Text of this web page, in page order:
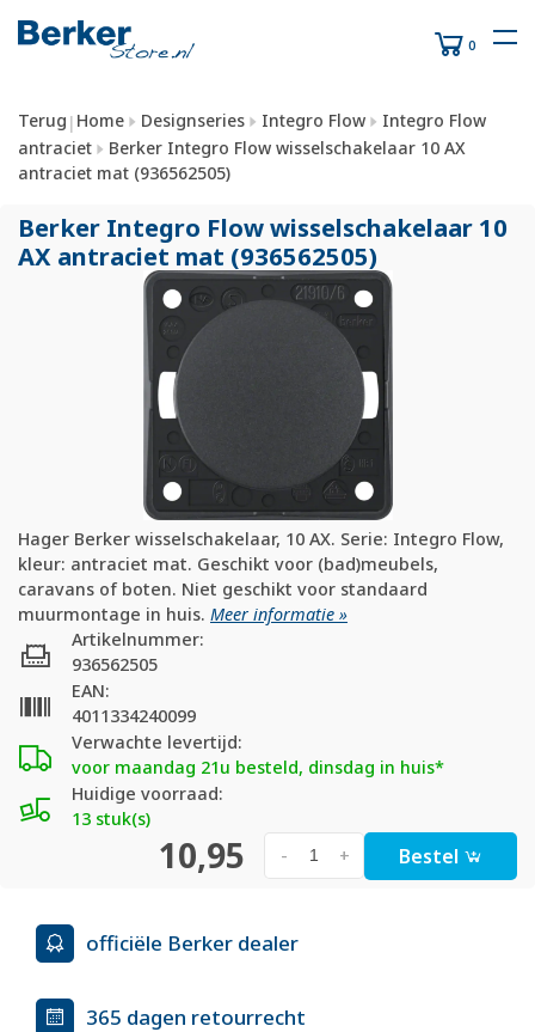
0
Terug | Home Designseries Integro Flow
Integro Flow
antraciet
Berker Integro Flow wisselschakelaar 10 AX
antraciet mat (936562505)
Berker Integro Flow wisselschakelaar 10
AX antraciet mat (936562505)
Hager Berker wisselschakelaar, 10 AX. Serie: Integro Flow,
kleur: antraciet mat. Geschikt voor (bad)meubels,
caravans of boten. Niet geschikt voor standaard
muurmontage in huis. Meer informatie »
Verwachte levertijd:
voor maandag 21u besteld, dinsdag in huis*
Huidige voorraad:
13 stuk(s)
Artikelnummer:
936562505
EAN:
4011334240099
10,95 +
- Bestel
officiële Berker dealer
365 dagen retourrecht